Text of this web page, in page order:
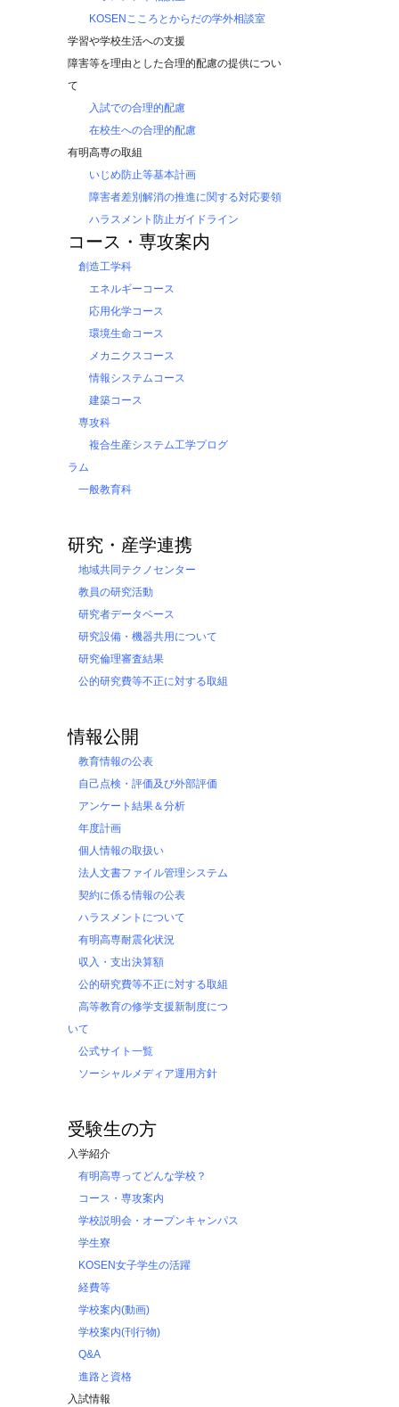
KOSENこころとからだの学外相談室
学習や学校生活への支援
障害等を理由とした合理的配慮の提供につい
て
入試での合理的配慮
在校生への合理的配慮
有明高専の取組
いじめ防止等基本計画
障害者差別解消の推進に関する対応要領
ハラスメント防止ガイドライン
コース・専攻案内
創造工学科
エネルギーコース
応用化学コース
環境生命コース
メカニクスコース
情報システムコース
建築コース
専攻科
複合生産システム工学プログ
ラム
一般教育科
研究・産学連携
地域共同テクノセンター
教員の研究活動
研究者データベース
研究設備・機器共用について
研究倫理審査結果
公的研究費等不正に対する取組
情報公開
教育情報の公表
自己点検・評価及び外部評価
アンケート結果＆分析
年度計画
個人情報の取扱い
法人文書ファイル管理システム
契約に係る情報の公表
ハラスメントについて
有明高専耐震化状況
収入・支出決算額
公的研究費等不正に対する取組
高等教育の修学支援新制度につ
いて
公式サイト一覧
ソーシャルメディア運用方針
受験生の方
入学紹介
有明高専ってどんな学校？
コース・専攻案内
学校説明会・オープンキャンパス
学生寮
KOSEN女子学生の活躍
経費等
学校案内(動画)
学校案内(刊行物)
Q&A
進路と資格
入試情報